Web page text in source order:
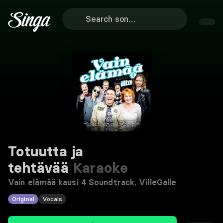
Totuutta ja
tehtävää Karaoke
Vain elämää kausi 4 Soundtrack, VilleGalle
Original Vocals